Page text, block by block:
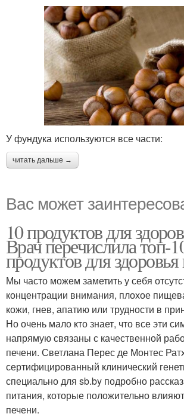
У фундука используются все части:
читать дальше →
Вас может
10 продуктов для
Врач перечислила топ-
продуктов для
Мы часто можем заметить у себя
концентрации внимания, плохое
кожи, гнев, апатию или трудности в
Но очень мало кто знает, что все эти
напрямую связаны с качественной
печени. Светлана Перес де Монтес
сертифицированный клинический
специально для sb.by подробно
питания, которые положительно
печени.